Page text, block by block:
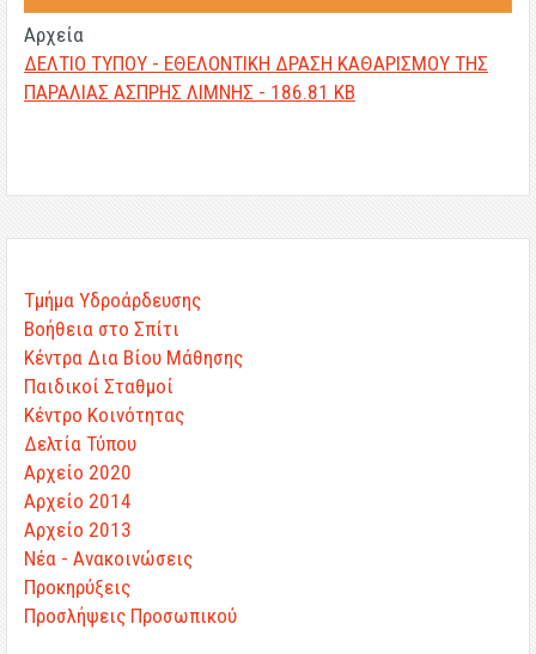
Αρχεία
ΔΕΛΤΙΟ ΤΥΠΟΥ - ΕΘΕΛΟΝΤΙΚΗ ΔΡΑΣΗ ΚΑΘΑΡΙΣΜΟΥ ΤΗΣ
ΠΑΡΑΛΙΑΣ ΑΣΠΡΗΣ ΛΙΜΝΗΣ - 186.81 KB
Τμήμα Υδροάρδευσης
Βοήθεια στο Σπίτι
Κέντρα Δια Βίου Μάθησης
Παιδικοί Σταθμοί
Κέντρο Κοινότητας
Δελτία Τύπου
Αρχείο 2020
Αρχείο 2014
Αρχείο 2013
Νέα - Ανακοινώσεις
Προκηρύξεις
Προσλήψεις Προσωπικού